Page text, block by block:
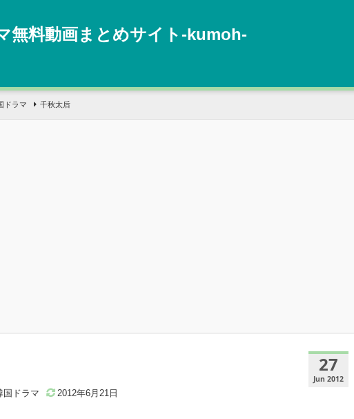
無料動画まとめサイト‐kumoh‐
ドラマ 千秋太后
27
Jun 2012
国ドラマ 2012年6月21日